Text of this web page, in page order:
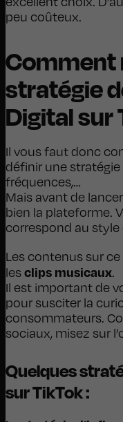
peu coûteux.
Comment
stratégie
Digital sur
Il vous faut donc
définir une
fréquences,…
Mais avant de
bien la plateforme.
correspond au
Les contenus sur
lesclips musicaux.
Il est important de
pour susciter la
consommateurs.
sociaux, misez sur
Quelques
sur TikTok :